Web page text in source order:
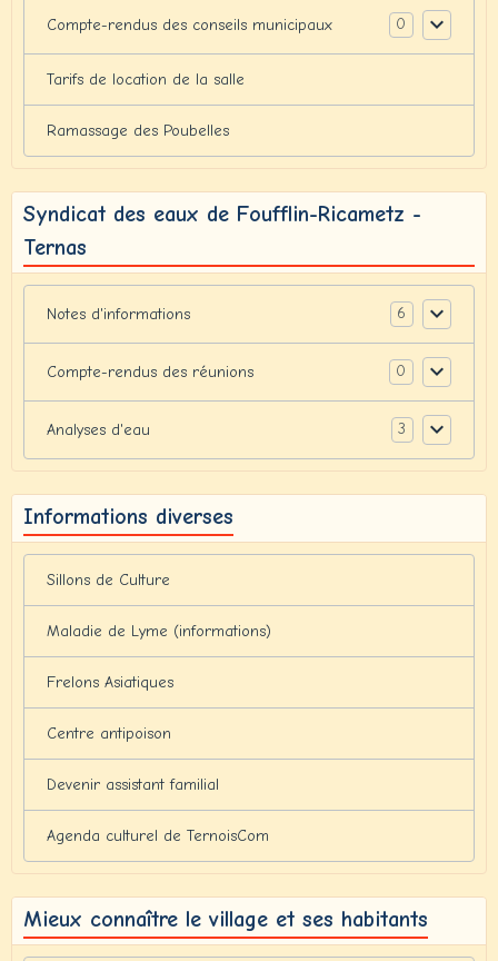
Compte-rendus des conseils municipaux 0
Tarifs de location de la salle
Ramassage des Poubelles
Syndicat des eaux de Foufflin-Ricametz -
Ternas
Notes d'informations 6
Compte-rendus des réunions 0
Analyses d'eau 3
Informations diverses
Sillons de Culture
Maladie de Lyme (informations)
Frelons Asiatiques
Centre antipoison
Devenir assistant familial
Agenda culturel de TernoisCom
Mieux connaître le village et ses habitants